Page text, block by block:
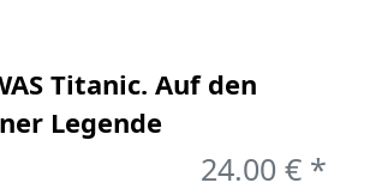
Titanic. Auf den
Legende
24.00 € *